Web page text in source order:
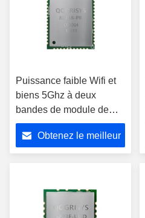
Puissance faible Wifi et
biens 5Ghz à deux
bandes de module de
Bluetooth pour le Web
passant en revue
Obtenez le meilleur